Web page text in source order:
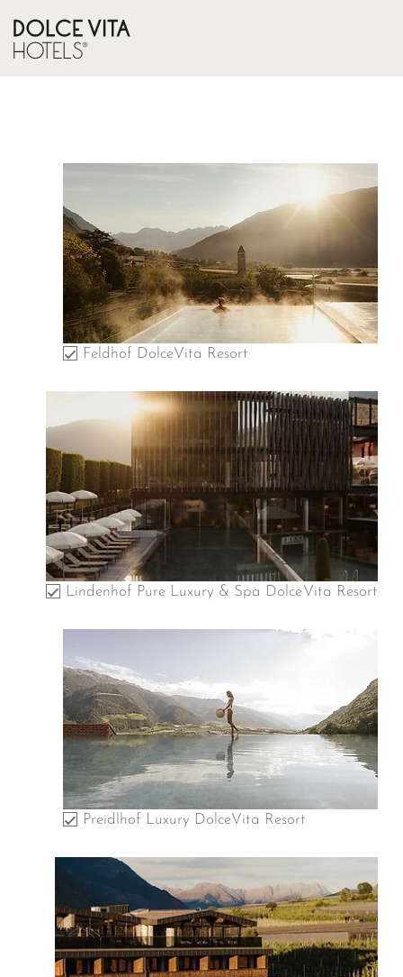
Feldhof DolceVita Resort
Lindenhof Pure Luxury & Spa DolceVita Resort
Preidlhof Luxury DolceVita Resort